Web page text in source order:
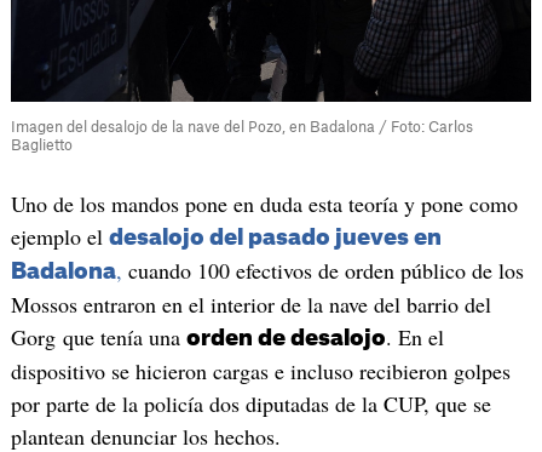
Imagen del desalojo de la nave del Pozo, en Badalona / Foto: Carlos
Baglietto
Uno de los mandos pone en duda esta teoría y pone como
ejemplo el desalojo del pasado jueves en
Badalona, cuando 100 efectivos de orden público de los
Mossos entraron en el interior de la nave del barrio del
Gorg que tenía una orden de desalojo. En el
dispositivo se hicieron cargas e incluso recibieron golpes
por parte de la policía dos diputadas de la CUP, que se
plantean denunciar los hechos.